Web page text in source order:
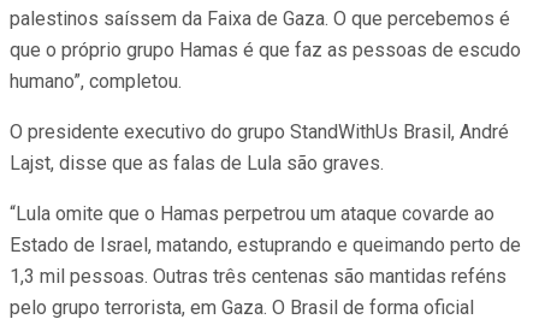
palestinos saíssem da Faixa de Gaza. O que percebemos é
que o próprio grupo Hamas é que faz as pessoas de escudo
humano”, completou.
O presidente executivo do grupo StandWithUs Brasil, André
Lajst, disse que as falas de Lula são graves.
“Lula omite que o Hamas perpetrou um ataque covarde ao
Estado de Israel, matando, estuprando e queimando perto de
1,3 mil pessoas. Outras três centenas são mantidas reféns
pelo grupo terrorista, em Gaza. O Brasil de forma oficial